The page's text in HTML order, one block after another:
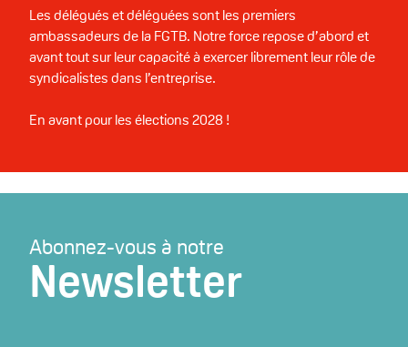
Les délégués et déléguées sont les premiers
ambassadeurs de la FGTB. Notre force repose d’abord et
avant tout sur leur capacité à exercer librement leur rôle de
syndicalistes dans l’entreprise.
En avant pour les élections 2028 !
Abonnez-vous à notre
Newsletter